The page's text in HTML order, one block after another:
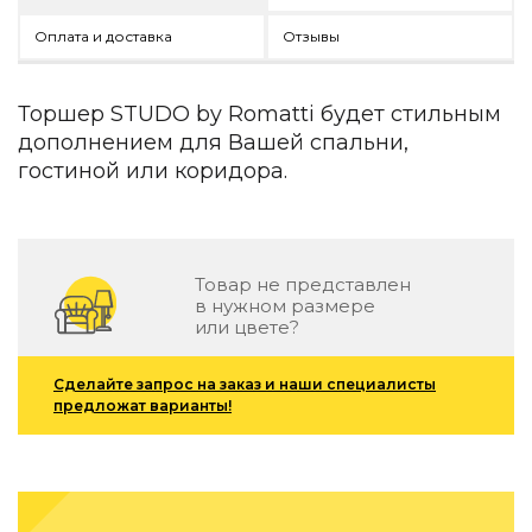
Уличная и садовая мебель
ROOM — Modern
INTERRA — Soft Modern
ARTOPIA — Mid-Century
Подбор, производство и комплектация по вашему
Декор
По типу
Для кухни
Предметы интерьера
Вентиляторы
Ковры
Оплата и доставка Отзывы
Торшер STUDO by Romatti будет стильным
дополнением для Вашей спальни,
гостиной или коридора.
Товар не представлен
в нужном размере
или цвете?
Сделайте запрос на заказ и наши специалисты
предложат варианты!